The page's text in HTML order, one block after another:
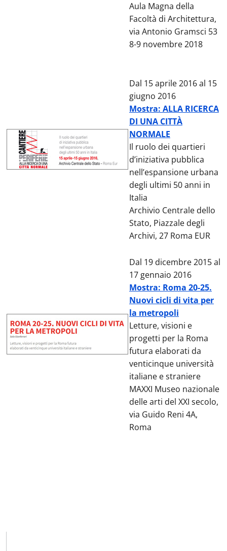
Aula Magna della
Facoltà di Architettura,
via Antonio Gramsci 53
8-9 novembre 2018
Dal 15 aprile 2016 al 15
giugno 2016
Mostra: ALLA RICERCA
DI UNA CITTÀ
NORMALE
Il ruolo dei quartieri
d’iniziativa pubblica
nell’espansione urbana
degli ultimi 50 anni in
Italia
Archivio Centrale dello
Stato, Piazzale degli
Archivi, 27 Roma EUR
Dal 19 dicembre 2015 al
17 gennaio 2016
Mostra: Roma 20-25.
Nuovi cicli di vita per
la metropoli
Letture, visioni e
progetti per la Roma
futura elaborati da
venticinque università
italiane e straniere
MAXXI Museo nazionale
delle arti del XXI secolo,
via Guido Reni 4A,
Roma